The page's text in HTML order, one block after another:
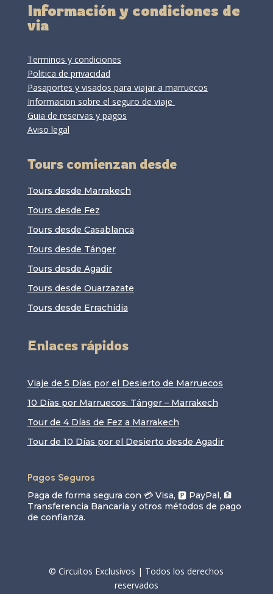
Información y condiciones de
via
Terminos y condiciones
Politica de privacidad
Pasaportes y visados para viajar a marruecos
Informacion sobre el seguro de viaje
Guia de reservas y pagos
Aviso legal
Tours comienzan desde
Tours desde Marrakech
Tours desde Fez
Tours desde Casablanca
Tours desde Tánger
Tours desde Agadir
Tours desde Ouarzazate
Tours desde Errachidia
Enlaces rápidos
Viaje de 5 Días por el Desierto de Marruecos
10 Días por Marruecos: Tánger – Marrakech
Tour de 4 Días de Fez a Marrakech
Tour de 10 Días por el Desierto desde Agadir
Pagos Seguros
Paga de forma segura con 💳 Visa, 🅿️ PayPal, 🏦
Transferencia Bancaria y otros métodos de pago
de confianza.
© Circuitos Exclusivos | Todos los derechos
reservados